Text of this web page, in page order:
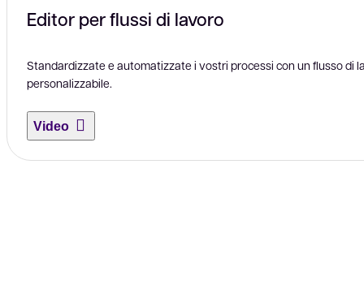
Editor per flussi di lavoro
Standardizzate e automatizzate i vostri processi con un flusso di
personalizzabile.
Video